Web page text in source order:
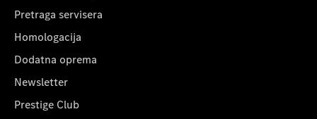
Pretraga servisera
Homologacija
Dodatna oprema
Newsletter
Prestige Club